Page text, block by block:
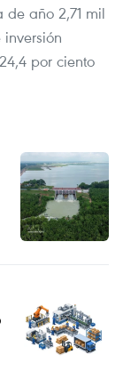
año 2,71 mil
por ciento